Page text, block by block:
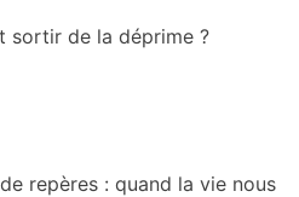
sortir de la déprime ?
repères : quand la vie nous